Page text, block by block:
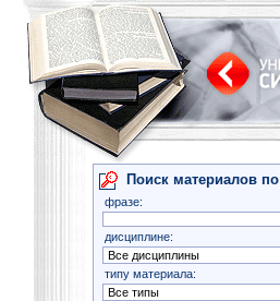
Поиск материалов по
фразе:
дисциплине:
типу материала: